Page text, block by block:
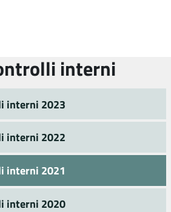
interni
interni 2023
interni 2022
interni 2021
interni 2020